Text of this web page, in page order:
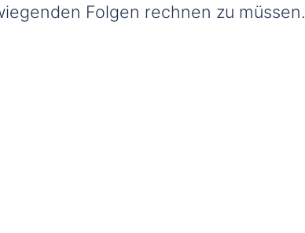
Folgen rechnen zu müssen.